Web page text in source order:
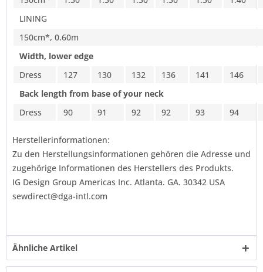
LINING
150cm*, 0.60m
Width, lower edge
Dress
127 130 132 136 141
146
Back length from base of your neck
Dress
90 91 92 92 93 94
Herstellerinformationen:
Zu den Herstellungsinformationen gehören die Adresse und
zugehörige Informationen des Herstellers des Produkts.
IG Design Group Americas Inc. Atlanta. GA. 30342 USA
sewdirect@dga-intl.com
Ähnliche Artikel